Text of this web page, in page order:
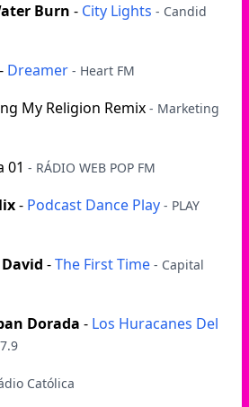
Burn - City Lights - Candid
- Dreamer - Heart FM
My Religion Remix - Marketing
01 - RÁDIO WEB POP FM
- Podcast Dance Play - PLAY
-The First Time - Capital
Dorada - Los Huracanes Del
Católica